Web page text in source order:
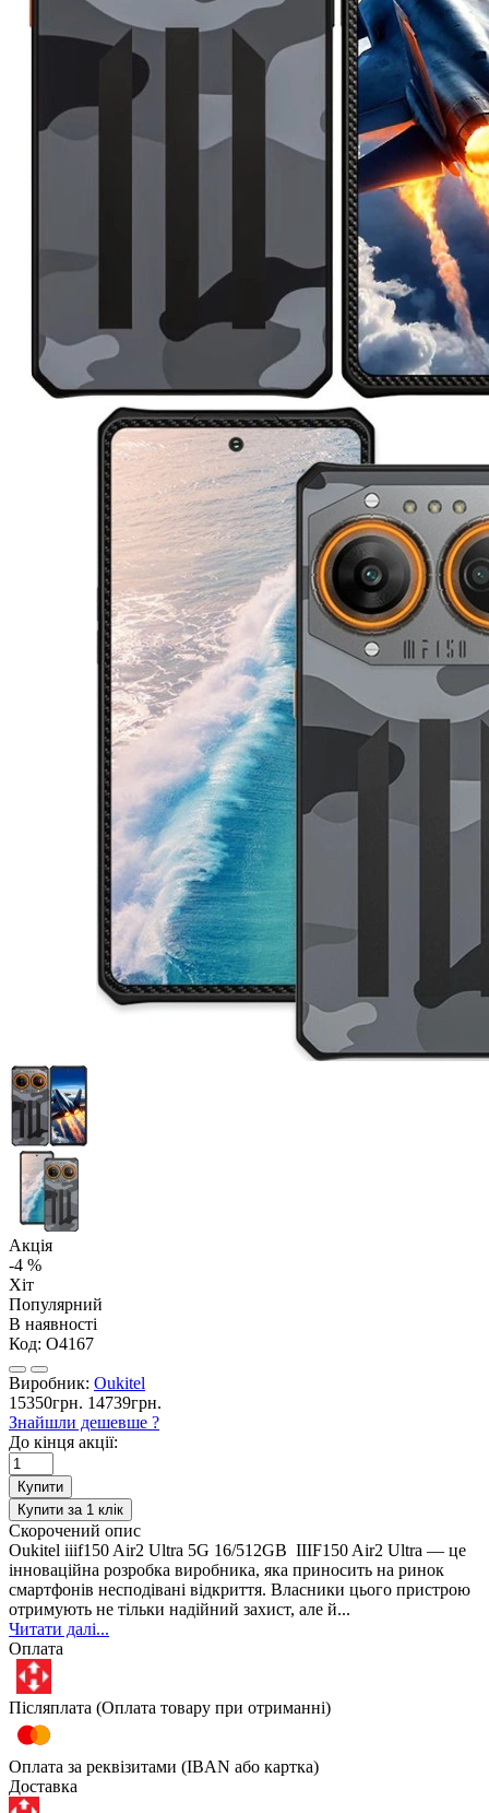
Акція
-4 %
Хіт
Популярний
В наявності
Код: O4167
Виробник: Oukitel
15350грн. 14739грн.
Знайшли дешевше ?
До кінця акції:
Купити
Купити за 1 клiк
Скорочений опис
Oukitel iiif150 Air2 Ultra 5G 16/512GB IIIF150 Air2 Ultra — це
інноваційна розробка виробника, яка приносить на ринок
смартфонів несподівані відкриття. Власники цього пристрою
отримують не тільки надійний захист, але й...
Читати далі...
Оплата
Післяплата (Оплата товару при отриманні)
Оплата за реквізитами (IBAN або картка)
Доставка